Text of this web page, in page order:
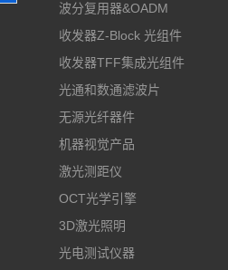
波分复用器&OADM
收发器Z-Block 光组件
收发器TFF集成光组件
光通和数通滤波片
无源光纤器件
机器视觉产品
激光测距仪
OCT光学引擎
3D激光照明
光电测试仪器